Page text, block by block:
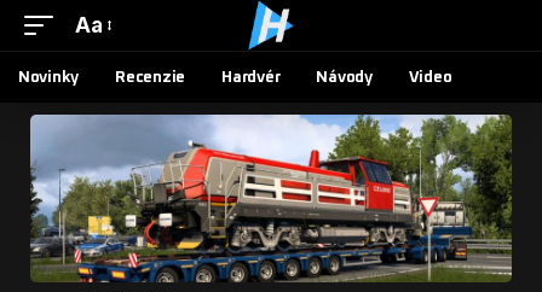
Aa
Novinky Recenzie Hardvér Návody Video